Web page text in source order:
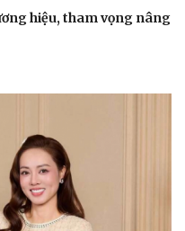
hiệu, tham vọng nâng